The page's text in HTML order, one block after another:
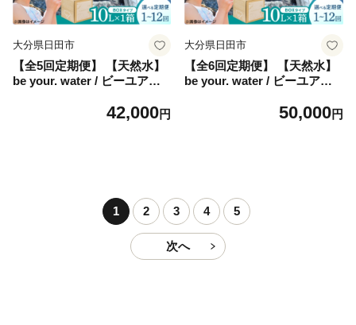
大分県日田市
【全5回定期便】 【天然水】
be your. water / ビーユアウ
みず 備蓄 防災 天然水 日田
42,000円
大分県日田市
【全6回定期便】 【天然水】
be your. water / ビーユアウ
みず 備蓄 防災 天然水 日田
50,000円
1 2 3 4 5
次へ